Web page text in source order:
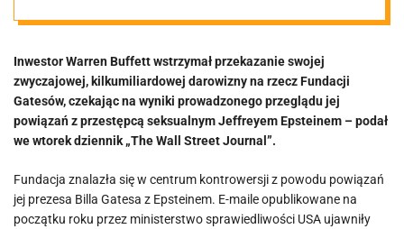
dla fundacji
Gatesów. W tle
kontakty z
Epsteinem
Inwestor Warren Buffett wstrzymał przekazanie swojej
zwyczajowej, kilkumiliardowej darowizny na rzecz Fundacji
Gatesów, czekając na wyniki prowadzonego przeglądu jej
powiązań z przestępcą seksualnym Jeffreyem Epsteinem – podał
we wtorek dziennik „The Wall Street Journal”.
Fundacja znalazła się w centrum kontrowersji z powodu powiązań
jej prezesa Billa Gatesa z Epsteinem. E-maile opublikowane na
początku roku przez ministerstwo sprawiedliwości USA ujawniły